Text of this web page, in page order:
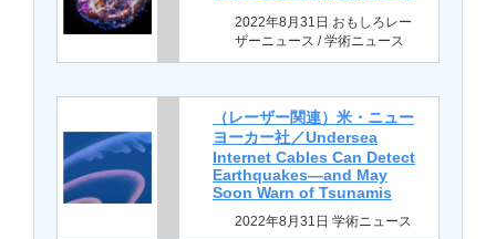
2022年8月31日 おもしろレー
ザーニュース / 学術ニュース
（レーザー関連）米・ニュー
ヨーカー社／Undersea
Internet Cables Can Detect
Earthquakes—and May
Soon Warn of Tsunamis
2022年8月31日 学術ニュース